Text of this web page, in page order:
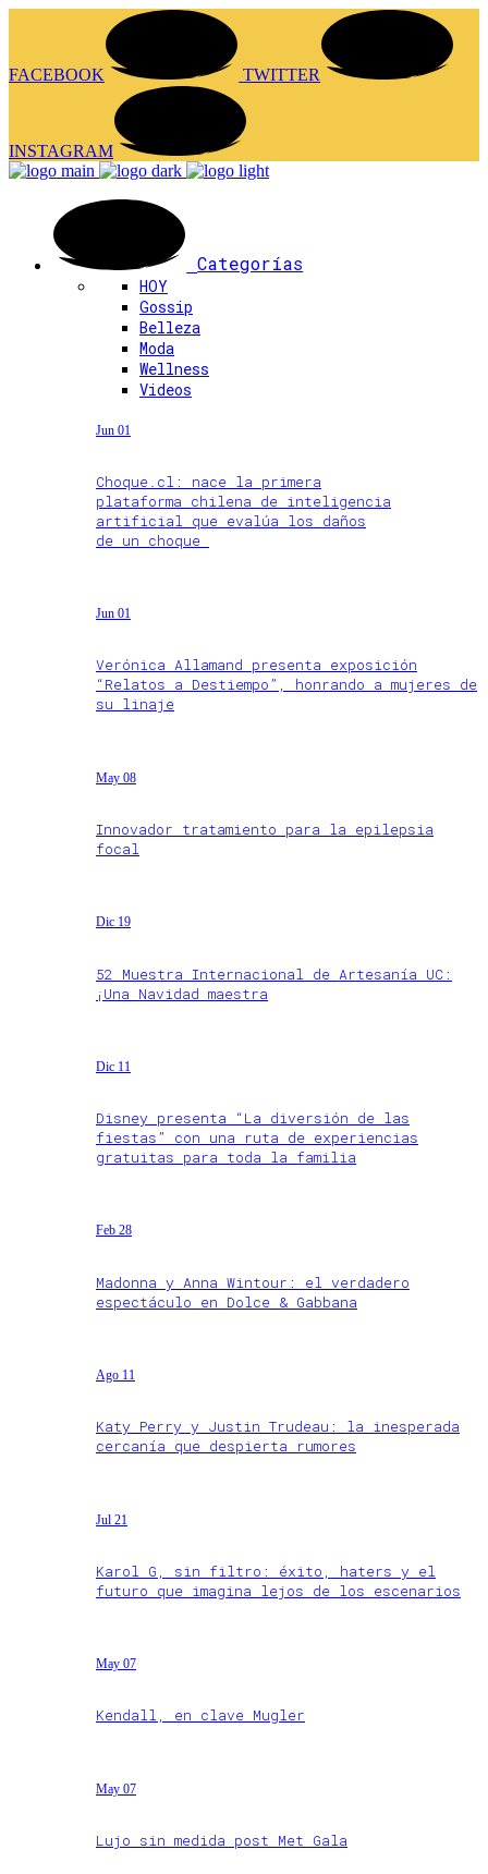
FACEBOOK TWITTER
INSTAGRAM
Categorías
HOY
Gossip
Belleza
Moda
Wellness
Videos
Jun 01
Choque.cl: nace la primera
plataforma chilena de inteligencia
artificial que evalúa los daños
de un choque
Jun 01
Verónica Allamand presenta exposición
“Relatos a Destiempo”, honrando a mujeres de
su linaje
May 08
Innovador tratamiento para la epilepsia
focal
Dic 19
52 Muestra Internacional de Artesanía UC:
¡Una Navidad maestra
Dic 11
Disney presenta “La diversión de las
fiestas” con una ruta de experiencias
gratuitas para toda la familia
Feb 28
Madonna y Anna Wintour: el verdadero
espectáculo en Dolce & Gabbana
Ago 11
Katy Perry y Justin Trudeau: la inesperada
cercanía que despierta rumores
Jul 21
Karol G, sin filtro: éxito, haters y el
futuro que imagina lejos de los escenarios
May 07
Kendall, en clave Mugler
May 07
Lujo sin medida post Met Gala